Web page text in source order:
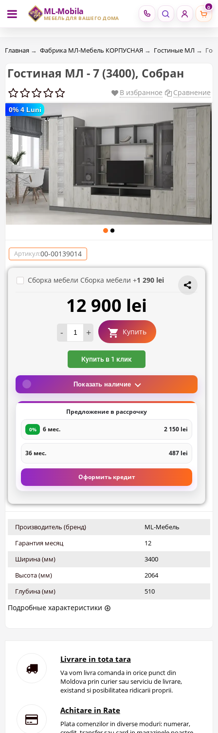
ML-Mobila
МЕБЕЛЬ ДЛЯ ВАШЕГО ДОМА
0
RU RO
Главная → Фабрика МЛ-Мебель КОРПУСНАЯ → Гостиные МЛ →
Гостиная МЛ - 7 (3400), Собран
В избранное Сравнение
0% 4 Luni
Артикул:00-00139014
Сборка мебели Сборка мебели +1 290 lei
12 900 lei
- + Купить
Купить в 1 клик
Показать наличие
Предложение в рассрочку
0% 6 мес. 2 150 lei
36 мес. 487 lei
Оформить кредит
Производитель (бренд)
ML-Мебель
Гарантия месяц
12
Ширина (мм)
3400
Высота (мм)
2064
Глубина (мм)
510
Подробные характеристики
Livrare in tota tara
Va vom livra comanda in orice punct din
Moldova prin curier sau serviciu de livrare,
existand si posibilitatea ridicarii proprii.
Achitare in Rate
Plata comenzilor in diverse moduri: numerar,